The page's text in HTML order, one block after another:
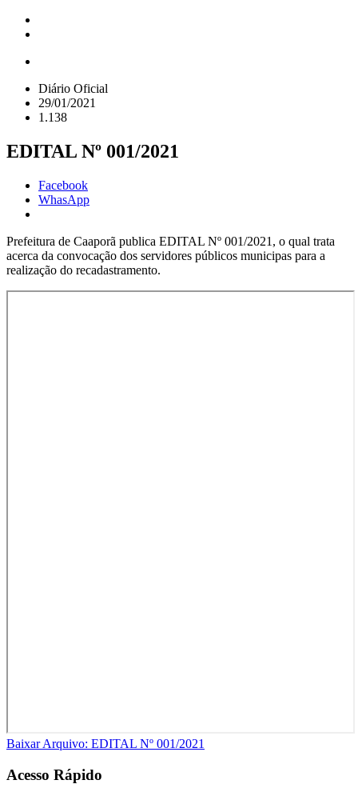
Diário Oficial
29/01/2021
1.138
EDITAL Nº 001/2021
Facebook
WhasApp
Prefeitura de Caaporã publica EDITAL Nº 001/2021, o qual trata
acerca da convocação dos servidores públicos municipas para a
realização do recadastramento.
Baixar Arquivo: EDITAL Nº 001/2021
Acesso Rápido